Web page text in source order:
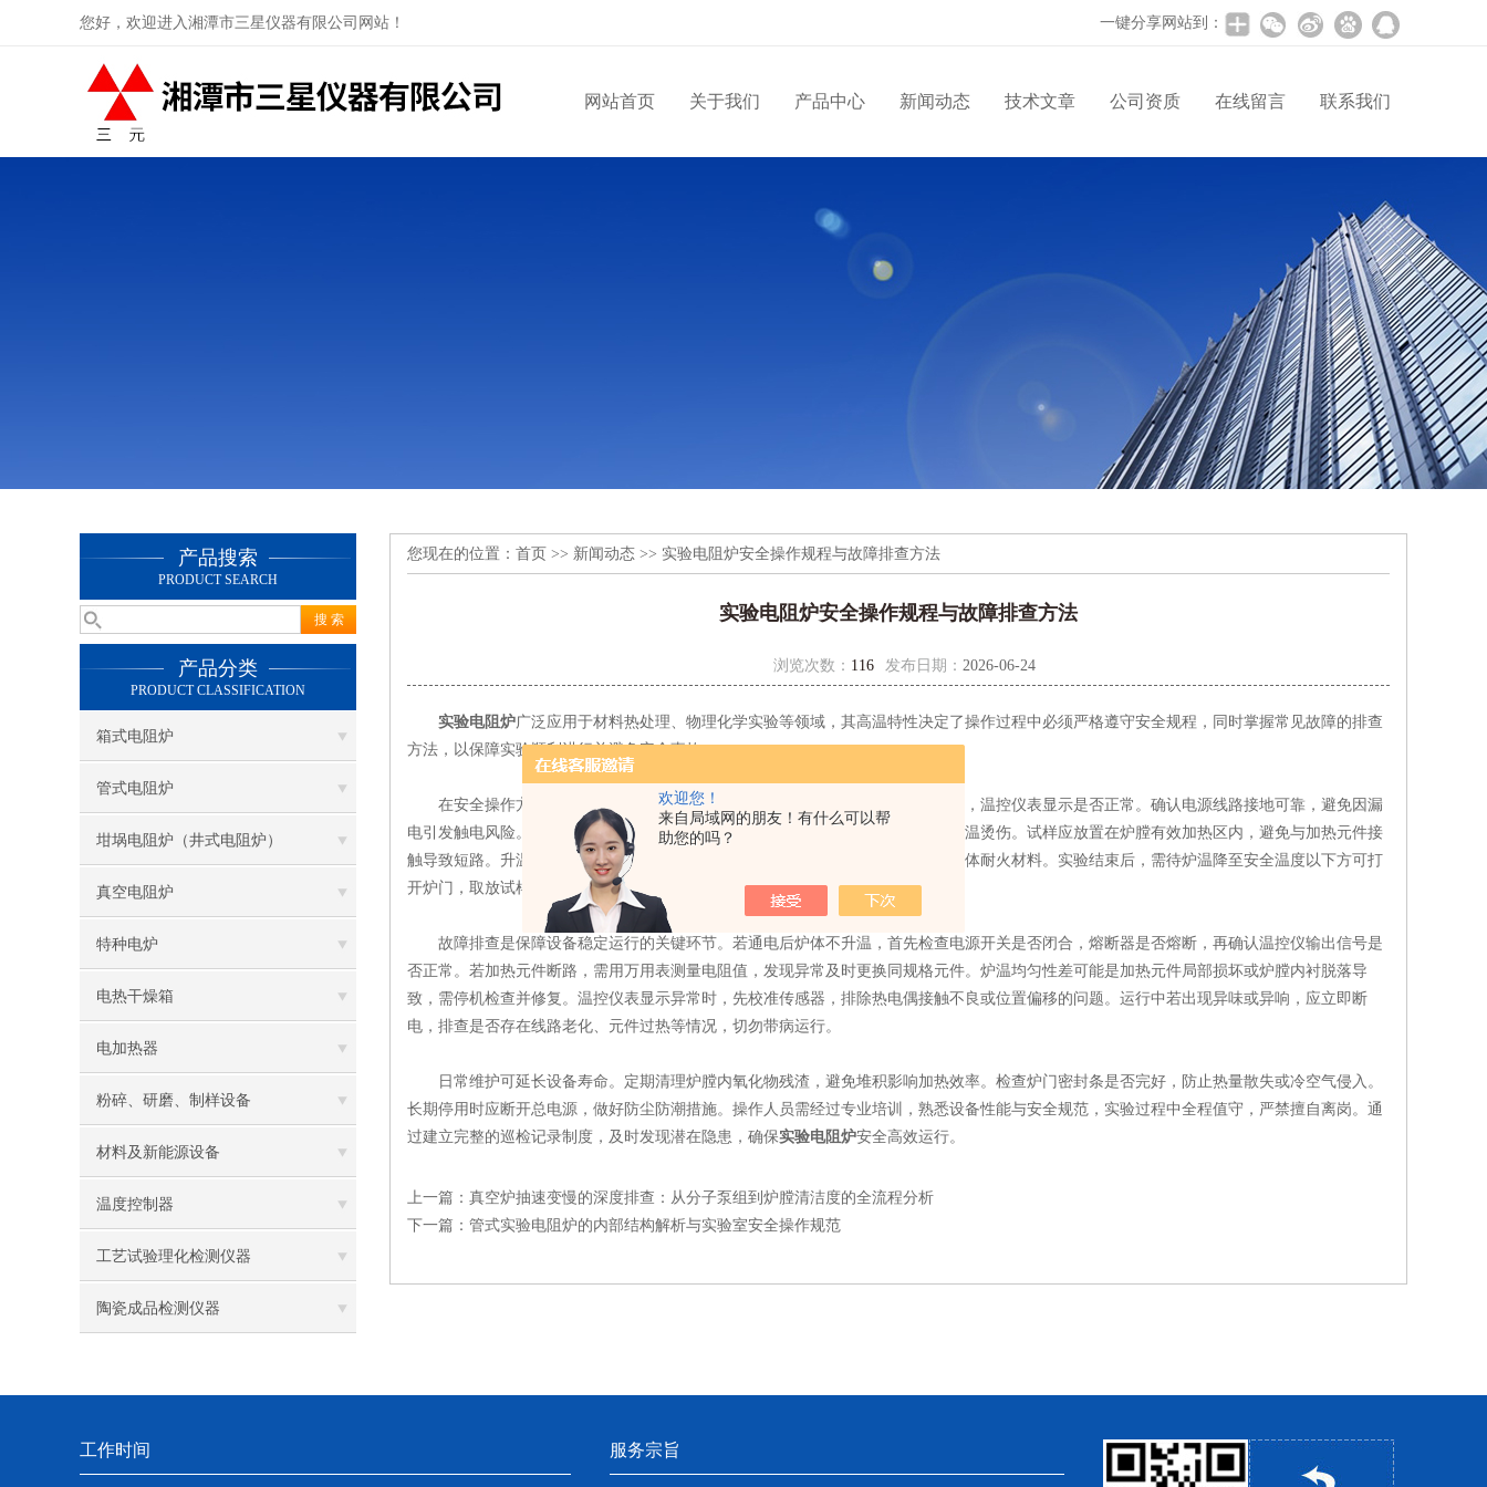
欢迎您！
来自局域网的朋友！有什么可以帮
助您的吗？
您好，欢迎进入湘潭市三星仪器有限公司网站！ 一键分享网站到：
网站首页 关于我们 产品中心 新闻动态 技术文章 公司资质 在线留言 联系我们
产品搜索
PRODUCT SEARCH
产品分类
PRODUCT CLASSIFICATION
箱式电阻炉
管式电阻炉
坩埚电阻炉（井式电阻炉）
真空电阻炉
特种电炉
电热干燥箱
电加热器
粉碎、研磨、制样设备
材料及新能源设备
温度控制器
工艺试验理化检测仪器
陶瓷成品检测仪器
您现在的位置： 首页 >> 新闻动态 >> 实验电阻炉安全操作规程与故障排查方法
实验电阻炉安全操作规程与故障排查方法
浏览次数： 116 发布日期： 2026-06-24
实验电阻炉广泛应用于材料热处理、物理化学实验等领域，其高温特性决定了操作过程中必须严格遵守安全规程，同时掌握常见故障的排查
方法，以保障实验顺利进行并避免安全事故。
在安全操作方面，启动前需检查炉体外观是否完好，加热元件有无断裂或老化，温控仪表显示是否正常。确认电源线路接地可靠，避免因漏
电引发触电风险。装样时需使用专用夹具，禁止直接用手接触炉膛或试样，防止高温烫伤。试样应放置在炉膛有效加热区内，避免与加热元件接
触导致短路。升温过程需严格按照工艺曲线设定速率，禁止超温运行，以免损坏炉体耐火材料。实验结束后，需待炉温降至安全温度以下方可打
开炉门，取放试样时应佩戴耐高温手套。
故障排查是保障设备稳定运行的关键环节。若通电后炉体不升温，首先检查电源开关是否闭合，熔断器是否熔断，再确认温控仪输出信号是
否正常。若加热元件断路，需用万用表测量电阻值，发现异常及时更换同规格元件。炉温均匀性差可能是加热元件局部损坏或炉膛内衬脱落导
致，需停机检查并修复。温控仪表显示异常时，先校准传感器，排除热电偶接触不良或位置偏移的问题。运行中若出现异味或异响，应立即断
电，排查是否存在线路老化、元件过热等情况，切勿带病运行。
日常维护可延长设备寿命。定期清理炉膛内氧化物残渣，避免堆积影响加热效率。检查炉门密封条是否完好，防止热量散失或冷空气侵入。
长期停用时应断开总电源，做好防尘防潮措施。操作人员需经过专业培训，熟悉设备性能与安全规范，实验过程中全程值守，严禁擅自离岗。通
过建立完整的巡检记录制度，及时发现潜在隐患，确保实验电阻炉安全高效运行。
上一篇： 真空炉抽速变慢的深度排查：从分子泵组到炉膛清洁度的全流程分析
下一篇： 管式实验电阻炉的内部结构解析与实验室安全操作规范
工作时间 服务宗旨